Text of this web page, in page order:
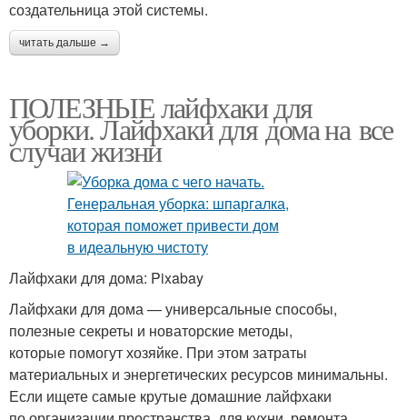
создательница этой системы.
читать дальше →
ПОЛЕЗНЫЕ лайфхаки для
уборки. Лайфхаки для дома на все
случаи жизни
Лайфхаки для дома: Pixabay
Лайфхаки для дома — универсальные способы,
полезные секреты и новаторские методы,
которые помогут хозяйке. При этом затраты
материальных и энергетических ресурсов минимальны.
Если ищете самые крутые домашние лайфхаки